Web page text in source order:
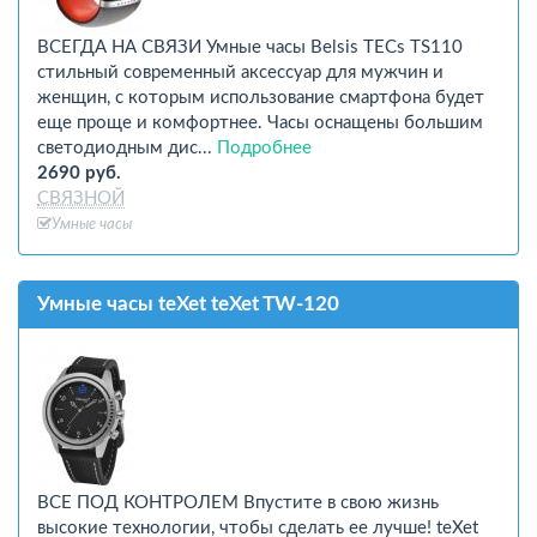
ВСЕГДА НА СВЯЗИ Умные часы Belsis TECs TS110
стильный современный аксессуар для мужчин и
женщин, с которым использование смартфона будет
еще проще и комфортнее. Часы оснащены большим
светодиодным дис...
Подробнее
2690 руб.
СВЯЗНОЙ
Умные часы
Умные часы teXet teXet TW-120
ВСЕ ПОД КОНТРОЛЕМ Впустите в свою жизнь
высокие технологии, чтобы сделать ее лучше! teXet